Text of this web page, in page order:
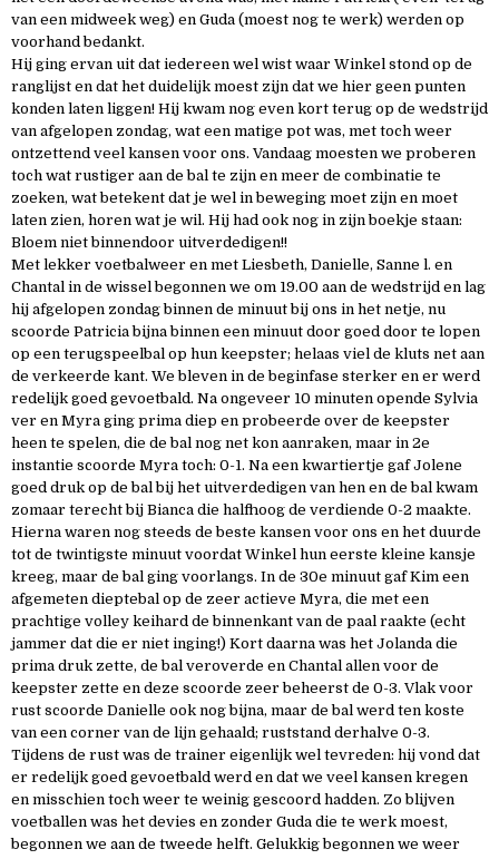
van een midweek weg) en Guda (moest nog te werk) werden op
voorhand bedankt.
Hij ging ervan uit dat iedereen wel wist waar Winkel stond op de
ranglijst en dat het duidelijk moest zijn dat we hier geen punten
konden laten liggen! Hij kwam nog even kort terug op de wedstrijd
van afgelopen zondag, wat een matige pot was, met toch weer
ontzettend veel kansen voor ons. Vandaag moesten we proberen
toch wat rustiger aan de bal te zijn en meer de combinatie te
zoeken, wat betekent dat je wel in beweging moet zijn en moet
laten zien, horen wat je wil. Hij had ook nog in zijn boekje staan:
Bloem niet binnendoor uitverdedigen!!
Met lekker voetbalweer en met Liesbeth, Danielle, Sanne l. en
Chantal in de wissel begonnen we om 19.00 aan de wedstrijd en lag
hij afgelopen zondag binnen de minuut bij ons in het netje, nu
scoorde Patricia bijna binnen een minuut door goed door te lopen
op een terugspeelbal op hun keepster; helaas viel de kluts net aan
de verkeerde kant. We bleven in de beginfase sterker en er werd
redelijk goed gevoetbald. Na ongeveer 10 minuten opende Sylvia
ver en Myra ging prima diep en probeerde over de keepster
heen te spelen, die de bal nog net kon aanraken, maar in 2e
instantie scoorde Myra toch: 0-1. Na een kwartiertje gaf Jolene
goed druk op de bal bij het uitverdedigen van hen en de bal kwam
zomaar terecht bij Bianca die halfhoog de verdiende 0-2 maakte.
Hierna waren nog steeds de beste kansen voor ons en het duurde
tot de twintigste minuut voordat Winkel hun eerste kleine kansje
kreeg, maar de bal ging voorlangs. In de 30e minuut gaf Kim een
afgemeten dieptebal op de zeer actieve Myra, die met een
prachtige volley keihard de binnenkant van de paal raakte (echt
jammer dat die er niet inging!) Kort daarna was het Jolanda die
prima druk zette, de bal veroverde en Chantal allen voor de
keepster zette en deze scoorde zeer beheerst de 0-3. Vlak voor
rust scoorde Danielle ook nog bijna, maar de bal werd ten koste
van een corner van de lijn gehaald; ruststand derhalve 0-3.
Tijdens de rust was de trainer eigenlijk wel tevreden: hij vond dat
er redelijk goed gevoetbald werd en dat we veel kansen kregen
en misschien toch weer te weinig gescoord hadden. Zo blijven
voetballen was het devies en zonder Guda die te werk moest,
begonnen we aan de tweede helft. Gelukkig begonnen we weer